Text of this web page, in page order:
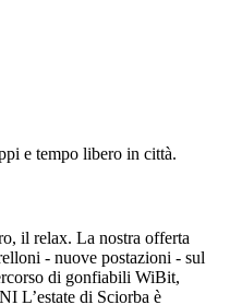
e tempo libero in città.
il relax. La nostra offerta
- nuove postazioni - sul
di gonfiabili WiBit,
L’estate di Sciorba è